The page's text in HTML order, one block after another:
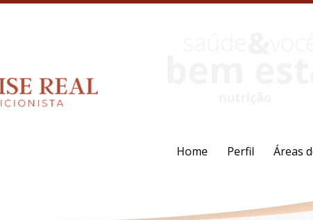
Home Perfil Áreas